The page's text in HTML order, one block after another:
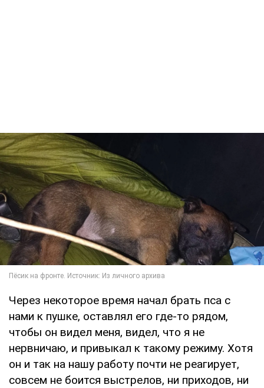
Через некоторое время начал брать пса с
нами к пушке, оставлял его где-то рядом,
чтобы он видел меня, видел, что я не
нервничаю, и привыкал к такому режиму. Хотя
он и так на нашу работу почти не реагирует,
совсем не боится выстрелов, ни приходов, ни